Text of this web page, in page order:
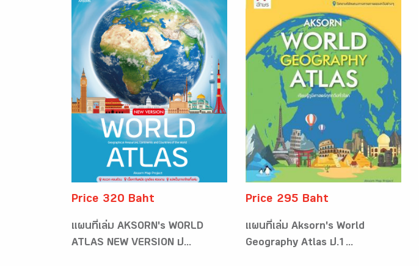
Price 320 Baht
แผนที่เล่ม AKSORN's WORLD
ATLAS NEW VERSION ป...
Price 295 Baht
แผนที่เล่ม Aksorn's World
Geography Atlas ป.1...